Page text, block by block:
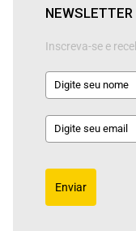
NEWSLETTER
Inscreva-se e
Enviar